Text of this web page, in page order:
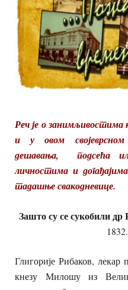
Реч је о занимљивостима
и у овом својеврсном
дешавања, подсећа
личностима и
тадашње свакодневице.
Зашто су се сукобили
Глигорије Рибаков, лекар
кнезу Милошу из